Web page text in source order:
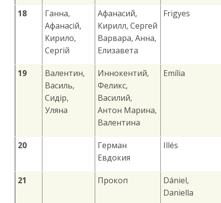
18
Ганна,
Афанасій,
Кирило,
Сергій
Афанасий,
Кирилл, Сергей
Варвара, Анна,
Елизавета
Frigyes
19
Валентин,
Василь,
Сидір,
Уляна
Иннокентий,
Феликс,
Василий,
Антон Марина,
Валентина
Emília
20
Герман
Евдокия
Illés
21 Прокоп
Dániel,
Daniella